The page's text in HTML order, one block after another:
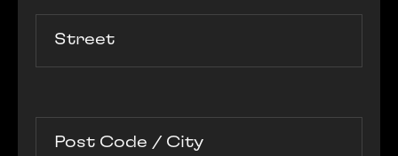
Street
Post Code / City